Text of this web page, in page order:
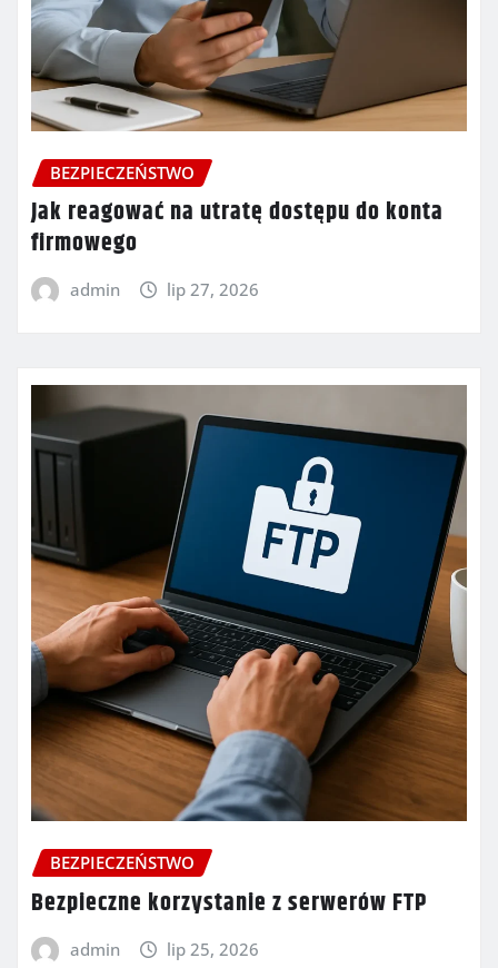
BEZPIECZEŃSTWO
Jak reagować na utratę dostępu do konta
firmowego
admin lip 27, 2026
BEZPIECZEŃSTWO
Bezpieczne korzystanie z serwerów FTP
admin lip 25, 2026